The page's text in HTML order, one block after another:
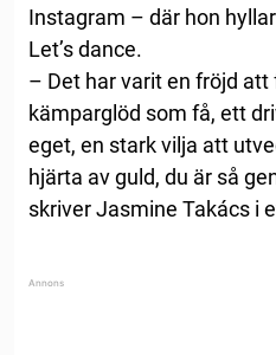
Instagram – där hon
Let’s dance.
– Det har varit en fröjd att
kämparglöd som få, ett
eget, en stark vilja att
hjärta av guld, du är så
skriver Jasmine Takács i